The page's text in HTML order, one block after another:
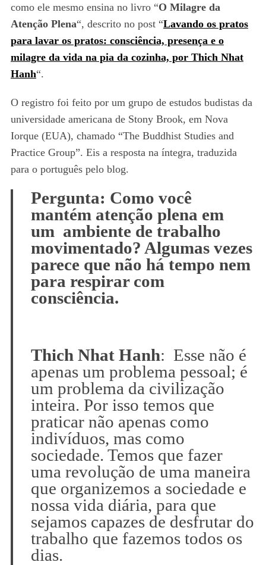
como ele mesmo ensina no livro “O Milagre da
Atenção Plena“, descrito no post “Lavando os pratos
para lavar os pratos: consciência, presença e o
milagre da vida na pia da cozinha, por Thich Nhat
Hanh“.
O registro foi feito por um grupo de estudos budistas da
universidade americana de Stony Brook, em Nova
Iorque (EUA), chamado “The Buddhist Studies and
Practice Group”. Eis a resposta na íntegra, traduzida
para o português pelo blog.
Pergunta: Como você
mantém atenção plena em
um ambiente de trabalho
movimentado? Algumas vezes
parece que não há tempo nem
para respirar com
consciência.
Thich Nhat Hanh: Esse não é
apenas um problema pessoal; é
um problema da civilização
inteira. Por isso temos que
praticar não apenas como
indivíduos, mas como
sociedade. Temos que fazer
uma revolução de uma maneira
que organizemos a sociedade e
nossa vida diária, para que
sejamos capazes de desfrutar do
trabalho que fazemos todos os
dias.